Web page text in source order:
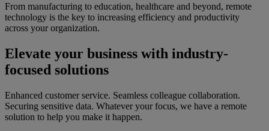
From manufacturing to education, healthcare and beyond, remote
technology is the key to increasing efficiency and productivity
across your organization.
Elevate your business with industry-
focused solutions
Enhanced customer service. Seamless colleague collaboration.
Securing sensitive data. Whatever your focus, we have a remote
solution to help you make it happen.